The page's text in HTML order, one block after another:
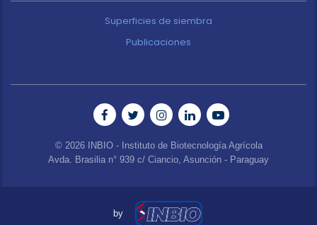
Superficies de siembra
Publicaciones
© 2026 INBIO - Instituto de Biotecnología Agrícola
Avda. Brasilia n° 939 c/ Ciancio, Asunción - Paraguay
by